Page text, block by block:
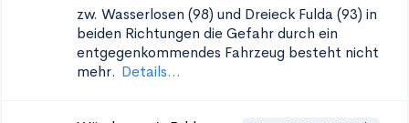
zw. Wasserlosen (98) und Dreieck Fulda (93) in
beiden Richtungen die Gefahr durch ein
entgegenkommendes Fahrzeug besteht nicht
mehr. Details...